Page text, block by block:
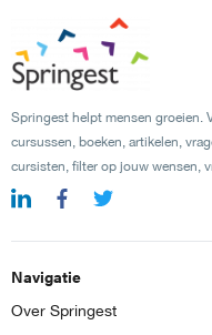
Springest helpt mensen groeien.
cursussen, boeken, artikelen,
cursisten, filter op jouw wensen,
Navigatie
Over Springest